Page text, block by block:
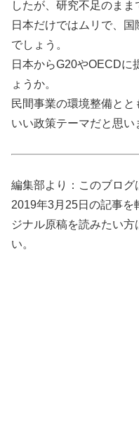
したが、研究不足のまま
日本だけではムリで、
でしょう。
日本からG20やOECDに
ょうか。
民間事業の環境整備とと
いい政策テーマだと思い
編集部より：このブログ
2019年3月25日の記事を
ジナル原稿を読みたい方
い。